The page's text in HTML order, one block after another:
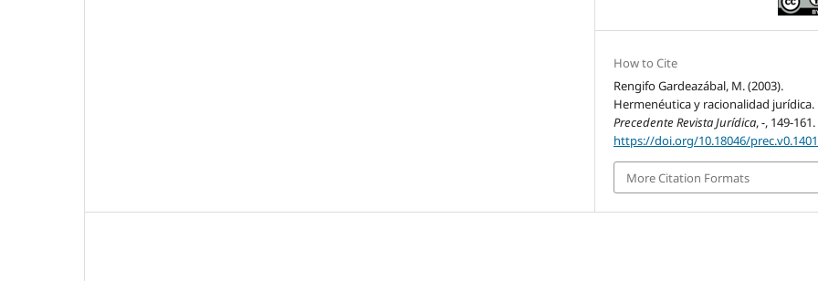
How to Cite
Rengifo Gardeazábal, M. (2003).
Hermenéutica y racionalidad jurídica.
Precedente Revista Jurídica,-, 149-161.
https://doi.org/10.18046/prec.v0.1401
More Citation Formats